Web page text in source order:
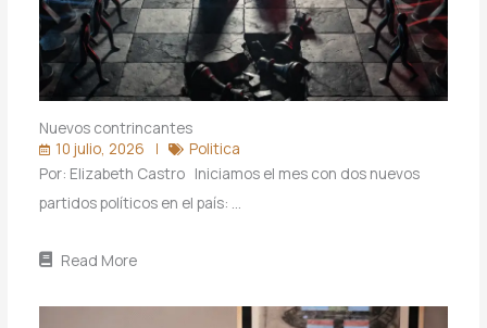
Nuevos contrincantes
10 julio, 2026
Politica
Por: Elizabeth Castro Iniciamos el mes con dos nuevos
partidos políticos en el país: …
Read More